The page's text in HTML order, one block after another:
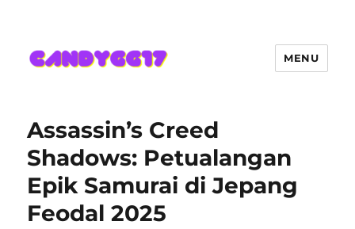
Hadir Semakin Mantap Jackpot
MENU
Assassin’s Creed
Shadows: Petualangan
Epik Samurai di Jepang
Feodal 2025